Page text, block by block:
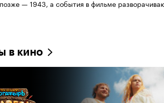
— 1943, а события в фильме
в кино